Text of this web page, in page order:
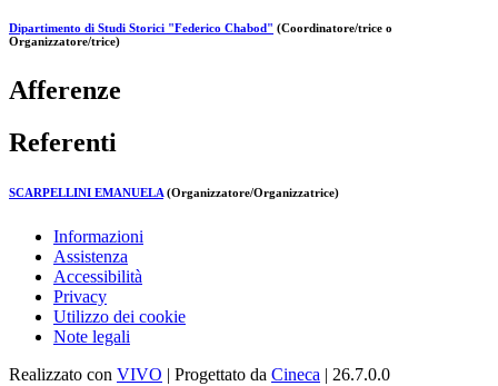
Dipartimento di Studi Storici "Federico Chabod" (Coordinatore/trice o
Organizzatore/trice)
Afferenze
Referenti
SCARPELLINI EMANUELA (Organizzatore/Organizzatrice)
Informazioni
Assistenza
Accessibilità
Privacy
Utilizzo dei cookie
Note legali
Realizzato con VIVO | Progettato da Cineca | 26.7.0.0